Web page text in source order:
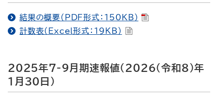
結果の概要（PDF形式：150KB）
計数表（Excel形式：19KB）
2025年7-9月期速報値（2026（令和8）年
1月30日）